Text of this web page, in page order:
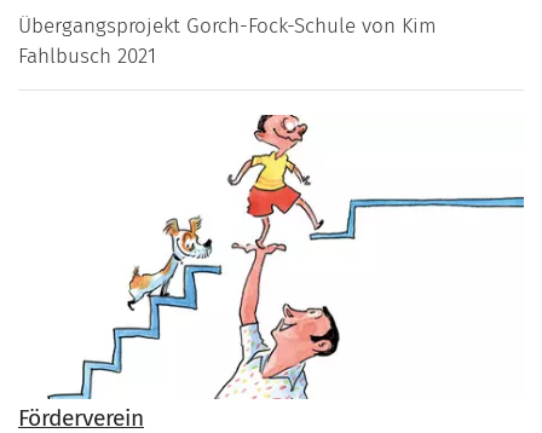
Übergangsprojekt Gorch-Fock-Schule von Kim
Fahlbusch 2021
Förderverein